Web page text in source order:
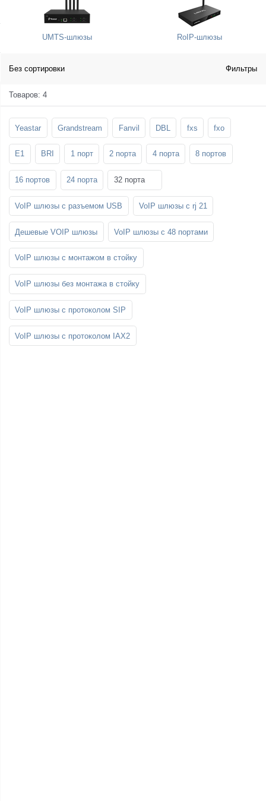
UMTS-шлюзы RoIP-шлюзы
Без сортировки Фильтры
Товаров: 4
Yeastar Grandstream Fanvil DBL fxs fxo
E1 BRI 1 порт 2 порта 4 порта 8 портов
16 портов 24 порта 32 порта
VoIP шлюзы с разъемом USB VoIP шлюзы с rj 21
Дешевые VOIP шлюзы VoIP шлюзы с 48 портами
VoIP шлюзы с монтажом в стойку
VoIP шлюзы без монтажа в стойку
VoIP шлюзы с протоколом SIP
VoIP шлюзы с протоколом IAX2
Стойки и крепления для панелей и
телевизоров
Шахтные телефоны
SFP-модули
3G/4G LTE и ADSL модемы
Мобильные телефоны